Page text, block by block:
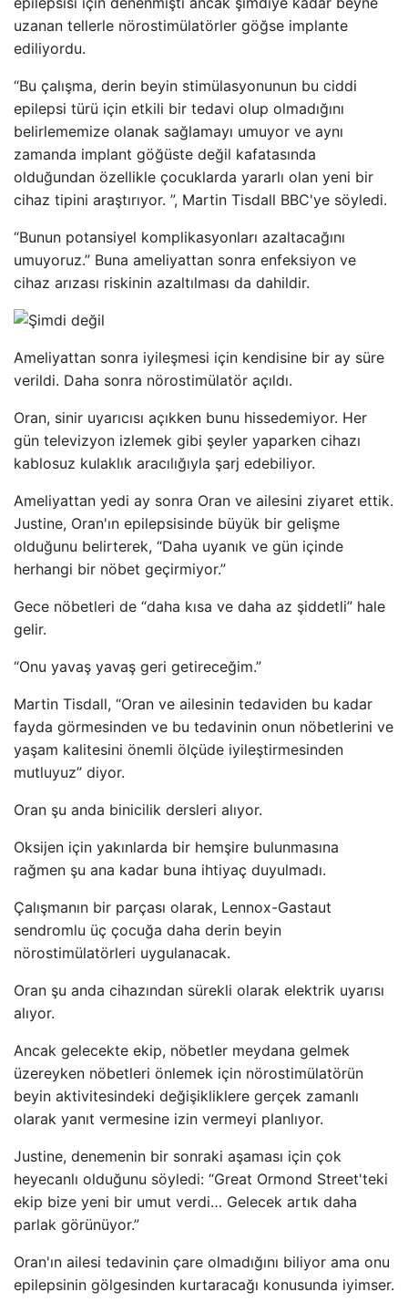
uzanan tellerle nörostimülatörler göğse implante
ediliyordu.
“Bu çalışma, derin beyin stimülasyonunun bu ciddi
epilepsi türü için etkili bir tedavi olup olmadığını
belirlememize olanak sağlamayı umuyor ve aynı
zamanda implant göğüste değil kafatasında
olduğundan özellikle çocuklarda yararlı olan yeni bir
cihaz tipini araştırıyor. ”, Martin Tisdall BBC'ye söyledi.
“Bunun potansiyel komplikasyonları azaltacağını
umuyoruz.” Buna ameliyattan sonra enfeksiyon ve
cihaz arızası riskinin azaltılması da dahildir.
Ameliyattan sonra iyileşmesi için kendisine bir ay süre
verildi. Daha sonra nörostimülatör açıldı.
Oran, sinir uyarıcısı açıkken bunu hissedemiyor. Her
gün televizyon izlemek gibi şeyler yaparken cihazı
kablosuz kulaklık aracılığıyla şarj edebiliyor.
Ameliyattan yedi ay sonra Oran ve ailesini ziyaret ettik.
Justine, Oran'ın epilepsisinde büyük bir gelişme
olduğunu belirterek, “Daha uyanık ve gün içinde
herhangi bir nöbet geçirmiyor.”
Gece nöbetleri de “daha kısa ve daha az şiddetli” hale
gelir.
“Onu yavaş yavaş geri getireceğim.”
Martin Tisdall, “Oran ve ailesinin tedaviden bu kadar
fayda görmesinden ve bu tedavinin onun nöbetlerini ve
yaşam kalitesini önemli ölçüde iyileştirmesinden
mutluyuz” diyor.
Oran şu anda binicilik dersleri alıyor.
Oksijen için yakınlarda bir hemşire bulunmasına
rağmen şu ana kadar buna ihtiyaç duyulmadı.
Çalışmanın bir parçası olarak, Lennox-Gastaut
sendromlu üç çocuğa daha derin beyin
nörostimülatörleri uygulanacak.
Oran şu anda cihazından sürekli olarak elektrik uyarısı
alıyor.
Ancak gelecekte ekip, nöbetler meydana gelmek
üzereyken nöbetleri önlemek için nörostimülatörün
beyin aktivitesindeki değişikliklere gerçek zamanlı
olarak yanıt vermesine izin vermeyi planlıyor.
Justine, denemenin bir sonraki aşaması için çok
heyecanlı olduğunu söyledi: “Great Ormond Street'teki
ekip bize yeni bir umut verdi… Gelecek artık daha
parlak görünüyor.”
Oran'ın ailesi tedavinin çare olmadığını biliyor ama onu
epilepsinin gölgesinden kurtaracağı konusunda iyimser.